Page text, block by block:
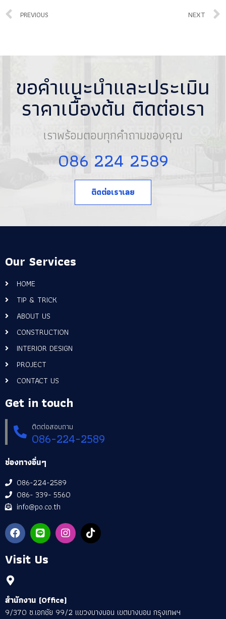
PREVIOUS NEXT
ขอคำแนะนำและประเมิน
ราคาเบื้องต้น ติดต่อเรา
เราพร้อมตอบทุกคำถามของคุณ
086 224 2589
ติดต่อเราเลย
Our Services
HOME
TIP & TRICK
ABOUT US
CONSTRUCTION
INTERIOR DESIGN
PROJECT
CONTACT US
Get in touch
ติดต่อสอบถาม
086-224-2589
ช่องทางอื่นๆ
086-224-2589
086- 339- 5560
info@po.co.th
Visit Us
สำนักงาน (Office)
9/370 ซ.เอกชัย 99/2 แขวงบางบอน เขตบางบอน กรุงเทพฯ